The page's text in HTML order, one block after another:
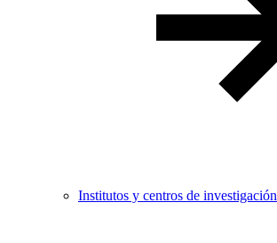
Institutos y centros de investigación